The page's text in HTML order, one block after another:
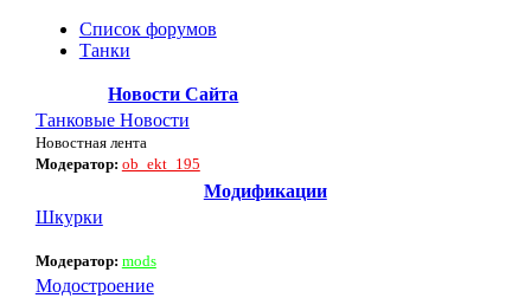
Список форумов
Танки
Новости Сайта
Танковые Новости
Новостная лента
Модератор: ob_ekt_195
Модификации
Шкурки
Модератор: mods
Модостроение